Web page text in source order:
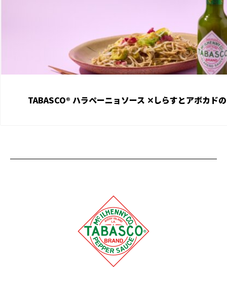
TABASCO® ハラペーニョソース ✕︎しらすとアボカド